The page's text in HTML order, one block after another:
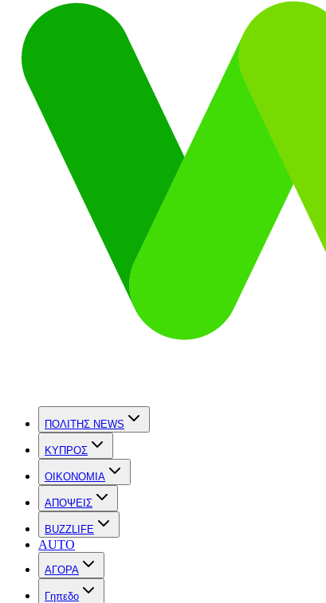
ΠΟΛΙΤΗΣ NEWS
ΚΥΠΡΟΣ
OIKONOMIA
ΑΠΟΨΕΙΣ
BUZZLIFE
AUTO
ΑΓΟΡΑ
Γηπεδο